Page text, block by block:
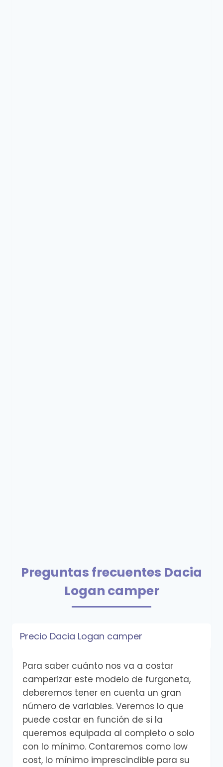
Preguntas frecuentes Dacia
Logan camper
Precio Dacia Logan camper
Para saber cuánto nos va a costar
camperizar este modelo de furgoneta,
deberemos tener en cuenta un gran
número de variables. Veremos lo que
puede costar en función de si la
queremos equipada al completo o solo
con lo mínimo. Contaremos como low
cost, lo mínimo imprescindible para su